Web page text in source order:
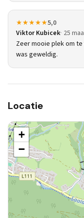
★★★★★5,0
Viktor Kubicek 25
Zeer mooie plek om
was geweldig.
Locatie
+
−